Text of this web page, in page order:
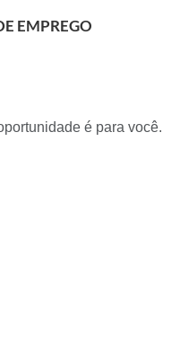
EMPREGO
é para você.